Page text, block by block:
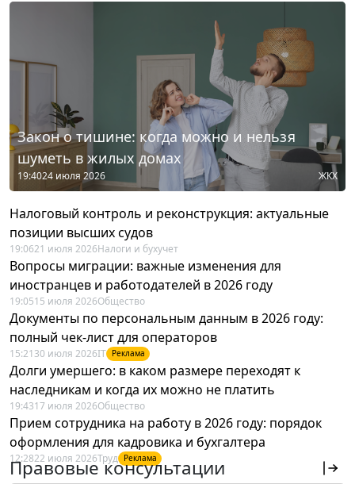
Закон о тишине: когда можно и нельзя
шуметь в жилых домах
19:4024 июля 2026 ЖКХ
Налоговый контроль и реконструкция: актуальные
позиции высших судов
19:0621 июля 2026Налоги и бухучет
Вопросы миграции: важные изменения для
иностранцев и работодателей в 2026 году
19:0515 июля 2026Общество
Документы по персональным данным в 2026 году:
полный чек-лист для операторов
15:21 30 июля 2026IT Реклама
Долги умершего: в каком размере переходят к
наследникам и когда их можно не платить
19:4317 июля 2026Общество
Прием сотрудника на работу в 2026 году: порядок
оформления для кадровика и бухгалтера
12:2822 июля 2026Труд Реклама
Правовые консультации